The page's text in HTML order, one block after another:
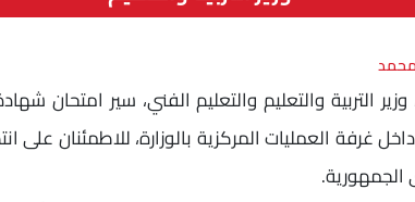
التربية والتعليم والتعليم الفني، سير امتحان
غرفة العمليات المركزية بالوزارة، للاطمئنان على